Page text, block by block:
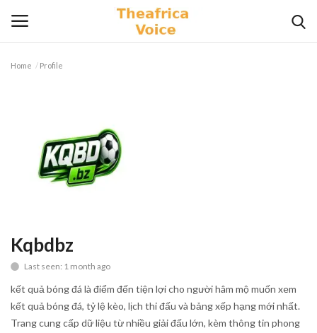
Contact
Lifestyle
Gallery
Home Profile
Kqbdbz
Last seen: 1 month ago
kết quả bóng đá là điểm đến tiện lợi cho người hâm mộ muốn xem
kết quả bóng đá, tỷ lệ kèo, lịch thi đấu và bảng xếp hạng mới nhất.
Trang cung cấp dữ liệu từ nhiều giải đấu lớn, kèm thông tin phong